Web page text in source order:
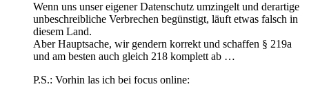
Wenn uns unser eigener Datenschutz umzingelt und derartige
unbeschreibliche Verbrechen begünstigt, läuft etwas falsch in
diesem Land.
Aber Hauptsache, wir gendern korrekt und schaffen § 219a
und am besten auch gleich 218 komplett ab …
P.S.: Vorhin las ich bei focus online: